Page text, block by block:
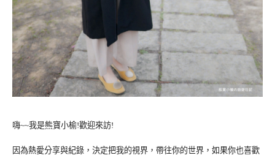
嗨~~我是熊寶小榆!歡迎來訪!
因為熱愛分享與紀錄，決定把我的視界，帶往你的世界，如果你也喜歡